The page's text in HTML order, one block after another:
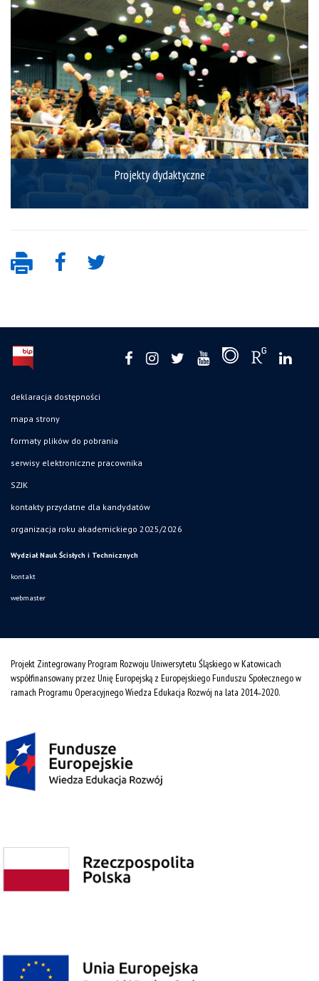
Projekty dydaktyczne
deklaracja dostępności
mapa strony
formaty plików do pobrania
serwisy elektroniczne pracownika
SZJK
kontakty przydatne dla kandydatów
organizacja roku akademickiego 2025/2026
Wydział Nauk Ścisłych i Technicznych
kontakt
webmaster
Projekt Zintegrowany Program Rozwoju Uniwersytetu Śląskiego w Katowicach
współfinansowany przez Unię Europejską z Europejskiego Funduszu Społecznego w
ramach Programu Operacyjnego Wiedza Edukacja Rozwój na lata 2014˗2020.